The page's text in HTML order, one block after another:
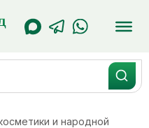
и народной